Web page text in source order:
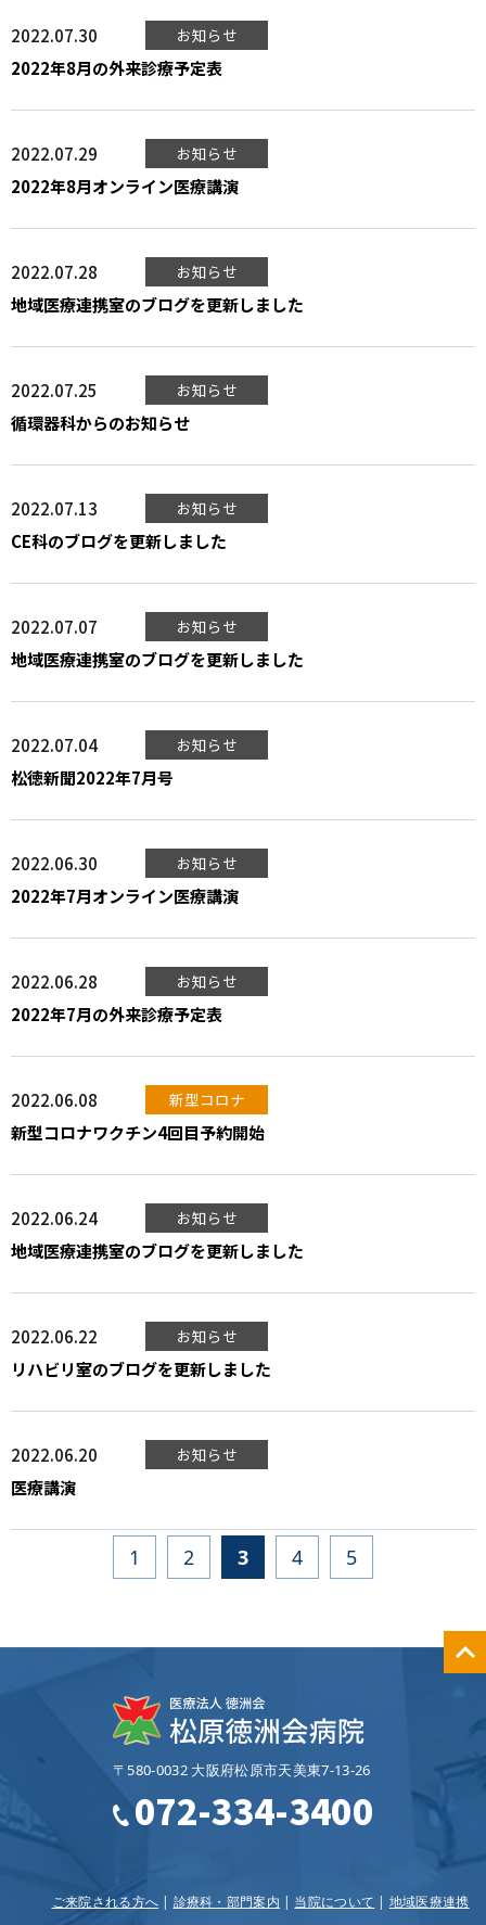
2022.07.30 お知らせ
2022年8月の外来診療予定表
2022.07.29 お知らせ
2022年8月オンライン医療講演
2022.07.28 お知らせ
地域医療連携室のブログを更新しました
2022.07.25 お知らせ
循環器科からのお知らせ
2022.07.13 お知らせ
CE科のブログを更新しました
2022.07.07 お知らせ
地域医療連携室のブログを更新しました
2022.07.04 お知らせ
松徳新聞2022年7月号
2022.06.30 お知らせ
2022年7月オンライン医療講演
2022.06.28 お知らせ
2022年7月の外来診療予定表
2022.06.08 新型コロナ
新型コロナワクチン4回目予約開始
2022.06.24 お知らせ
地域医療連携室のブログを更新しました
2022.06.22 お知らせ
リハビリ室のブログを更新しました
2022.06.20 お知らせ
医療講演
1 2 3 4 5
〒580-0032 大阪府松原市天美東7‐13‐26
072-334-3400
ご来院される方へ 診療科・部門案内 当院について
地域医療連携